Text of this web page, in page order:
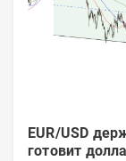
EUR/USD
готовит